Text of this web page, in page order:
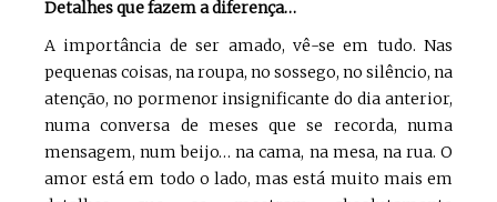
Detalhes que fazem a diferença…
A importância de ser amado, vê-se em tudo. Nas
pequenas coisas, na roupa, no sossego, no silêncio, na
atenção, no pormenor insignificante do dia anterior,
numa conversa de meses que se recorda, numa
mensagem, num beijo… na cama, na mesa, na rua. O
amor está em todo o lado, mas está muito mais em